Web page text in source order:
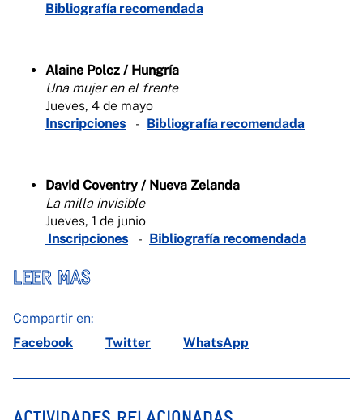
Bibliografía recomendada
Alaine Polcz / Hungría
Una mujer en el frente
Jueves, 4 de mayo
Inscripciones - Bibliografía recomendada
David Coventry / Nueva Zelanda
La milla invisible
Jueves, 1 de junio
Inscripciones - Bibliografía recomendada
LEER MAS
Compartir en:
Facebook
Twitter WhatsApp